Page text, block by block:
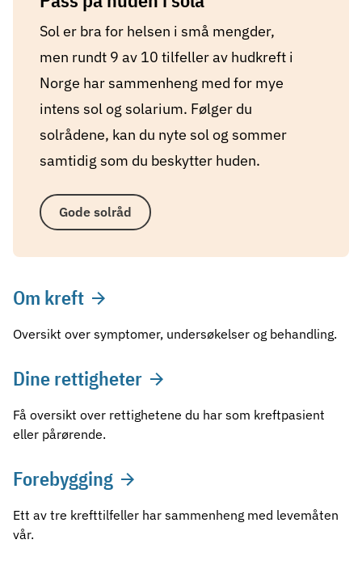
Sol er bra for helsen i små mengder,
men rundt 9 av 10 tilfeller av hudkreft i
Norge har sammenheng med for mye
intens sol og solarium. Følger du
solrådene, kan du nyte sol og sommer
samtidig som du beskytter huden.
Gode solråd
Om kreft
Oversikt over symptomer, undersøkelser og behandling.
Dine rettigheter
Få oversikt over rettighetene du har som kreftpasient
eller pårørende.
Forebygging
Ett av tre krefttilfeller har sammenheng med levemåten
vår.